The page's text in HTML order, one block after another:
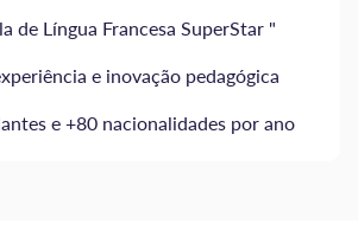
de Língua Francesa SuperStar "
e inovação pedagógica
e +80 nacionalidades por ano